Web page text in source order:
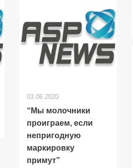
03.06.2020
“Мы молочники
проиграем, если
непригодную
маркировку
примут”